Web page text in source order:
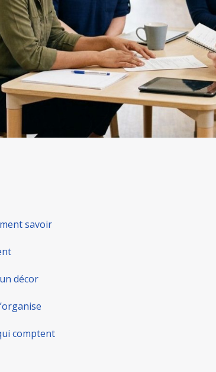
savoir
décor
comptent